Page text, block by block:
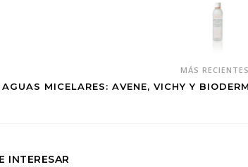
MÁS
AGUAS MICELARES: AVENE, VICHY Y
INTERESAR